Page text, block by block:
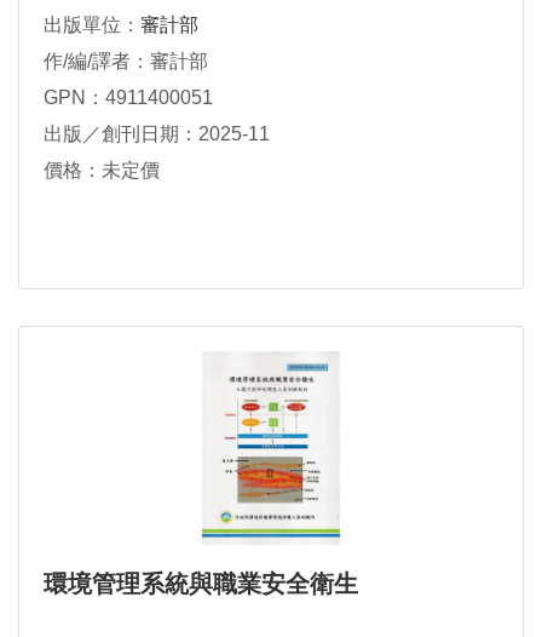
出版單位： 審計部
作/編/譯者：審計部
GPN：4911400051
出版／創刊日期：2025-11
價格：未定價
環境管理系統與職業安全衛生